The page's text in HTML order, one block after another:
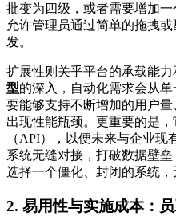
批变为四级，或者需要增加
允许管理员通过简单的拖拽
发。
扩展性则关乎平台的承载能
型的深入，自动化需求会从
要能够支持不断增加的用户
出现性能瓶颈。更重要的是
（API），以便未来与企业
系统无缝对接，打破数据壁垒
选择一个僵化、封闭的系统，
2. 易用性与实施成本：